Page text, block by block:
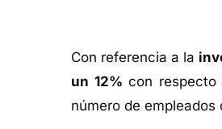
Con referencia a la
un 12% con respecto
número de